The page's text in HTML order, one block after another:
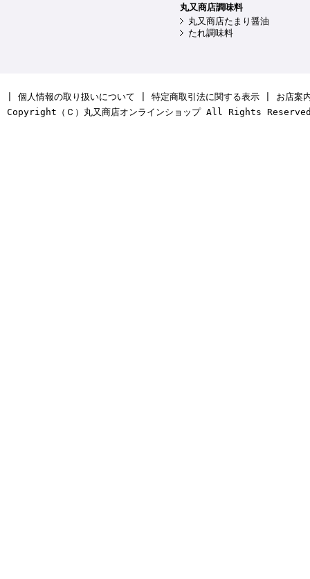
丸又商店調味料
丸又商店たまり醤油
たれ調味料
個人情報の取り扱いについて 特定商取引法に関する表示
お店案
Copyright（Ｃ）丸又商店オンラインショップ All Rights